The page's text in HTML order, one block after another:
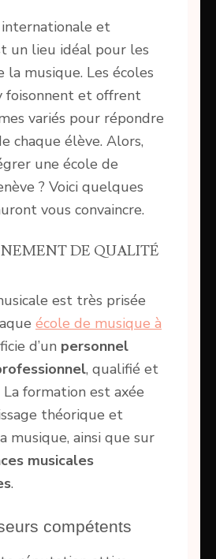
et
un lieu idéal pour les
la musique. Les écoles
foisonnent et offrent
variés pour répondre
chaque élève. Alors,
une école de
? Voici quelques
vous convaincre.
DE QUALITÉ
est très prisée
école de musique à
d’un personnel
, qualifié et
formation est axée
théorique et
musique, ainsi que sur
musicales
.
compétents